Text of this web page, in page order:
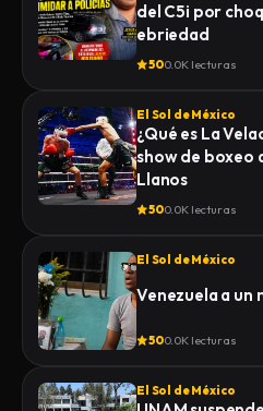
del C5i por
ebriedad
500.0K lecturas
El Sol de México
¿Qué es La
show de boxeo
Llanos
500.0K lecturas
El Sol de México
Venezuela a un
500.0K lecturas
El Sol de México